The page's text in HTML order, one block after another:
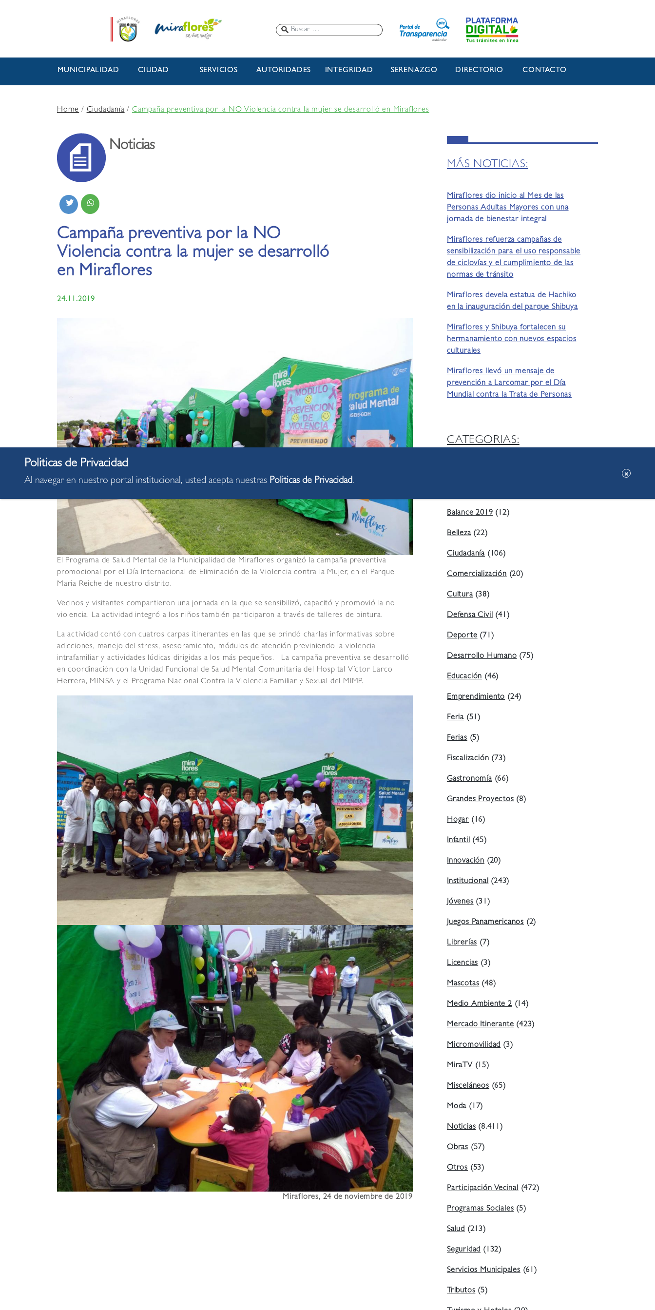
MUNICIPALIDAD CIUDAD SERVICIOS AUTORIDADES INTEGRIDAD SERENAZGO DIRECTORIO CONTACTO
Home/Ciudadanía/Campaña preventiva por la NO Violencia contra la mujer se desarrolló en Miraflores
Noticias
Campaña preventiva por la NO
Violencia contra la mujer se desarrolló
en Miraflores
24.11.2019
El Programa de Salud Mental de la Municipalidad de Miraflores organizó la campaña preventiva
promocional por el Día Internacional de Eliminación de la Violencia contra la Mujer, en el Parque
Maria Reiche de nuestro distrito.
Vecinos y visitantes compartieron una jornada en la que se sensibilizó, capacitó y promovió la no
violencia. La actividad integró a los niños también participaron a través de talleres de pintura.
La actividad contó con cuatros carpas itinerantes en las que se brindó charlas informativas sobre
adicciones, manejo del stress, asesoramiento, módulos de atención previniendo la violencia
intrafamiliar y actividades lúdicas dirigidas a los más pequeños. La campaña preventiva se desarrolló
en coordinación con la Unidad Funcional de Salud Mental Comunitaria del Hospital Víctor Larco
Herrera, MINSA y el Programa Nacional Contra la Violencia Familiar y Sexual del MIMP.
Miraflores, 24 de noviembre de 2019
MÁS NOTICIAS:
Miraflores dio inicio al Mes de las
Personas Adultas Mayores con una
jornada de bienestar integral
Miraflores refuerza campañas de
sensibilización para el uso responsable
de ciclovías y el cumplimiento de las
normas de tránsito
Miraflores devela estatua de Hachiko
en la inauguración del parque Shibuya
Miraflores y Shibuya fortalecen su
hermanamiento con nuevos espacios
culturales
Miraflores llevó un mensaje de
prevención a Larcomar por el Día
Mundial contra la Trata de Personas
CATEGORIAS:
Balance 2019(12)
Belleza(22)
Ciudadanía (106)
Comercialización(20)
Cultura(38)
Defensa Civil(41)
Deporte(71)
Desarrollo Humano(75)
Educación(46)
Emprendimiento(24)
Feria (51)
Ferias(5)
Fiscalización(73)
Gastronomía(66)
Grandes Proyectos(8)
Hogar (16)
Infantil(45)
Innovación (20)
Institucional(243)
Jóvenes(31)
Juegos Panamericanos (2)
Librerías(7)
Licencias(3)
Mascotas(48)
Medio Ambiente 2(14)
Mercado Itinerante(423)
Micromovilidad(3)
MiraTV(15)
Misceláneos(65)
Moda(17)
Noticias(8.411)
Obras (57)
Otros (53)
Participación Vecinal(472)
Programas Sociales(5)
Salud (213)
Seguridad(132)
Servicios Municipales(61)
Tributos(5)
Al navegar en nuestro portal institucional, usted acepta nuestras Politicas de Privacidad.